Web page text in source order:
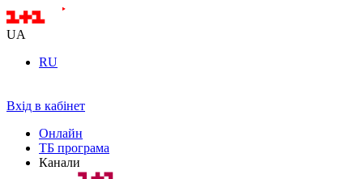
UA
RU
Вхід в кабінет
Онлайн
ТБ програма
Канали